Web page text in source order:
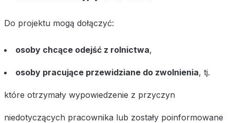
Do projektu mogą dołączyć:
osoby chcące odejść z rolnictwa,
osoby pracujące przewidziane do zwolnienia, tj.
które otrzymały wypowiedzenie z przyczyn
niedotyczących pracownika lub zostały poinformowane